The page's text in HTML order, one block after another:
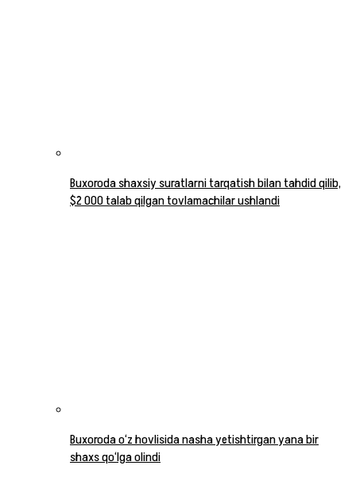
Buxoroda shaxsiy suratlarni tarqatish bilan tahdid qilib,
$2 000 talab qilgan tovlamachilar ushlandi
Buxoroda o‘z hovlisida nasha yetishtirgan yana bir
shaxs qo‘lga olindi